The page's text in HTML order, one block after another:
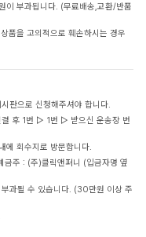
부과됩니다. (무료배송,교환/반품
품을 고의적으로 훼손하시는 경우
판으로 신청해주셔야 합니다.
후 1번 ▷ 1번 ▷ 받으신 운송장 번
에 회수지로 방문합니다.
주 : (주)클릭앤퍼니 (입금자명 옆
과될 수 있습니다. (30만원 이상 주